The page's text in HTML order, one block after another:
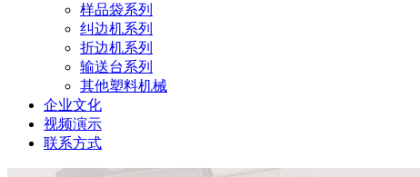
样品袋系列
纠边机系列
折边机系列
输送台系列
其他塑料机械
企业文化
视频演示
联系方式